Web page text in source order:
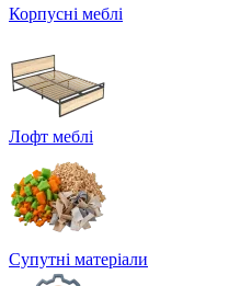
Корпусні меблі
Лофт меблі
Супутні матеріали